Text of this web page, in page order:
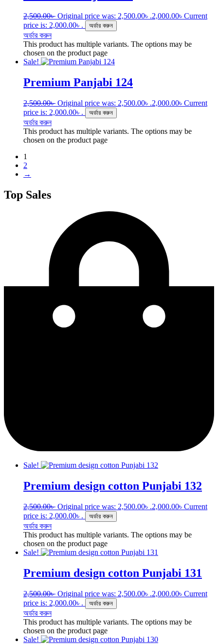
2,500.00৳ Original price was: 2,500.00৳ .2,000.00৳ Current
price is: 2,000.00৳ .
অর্ডার করুন
অর্ডার করুন
This product has multiple variants. The options may be
chosen on the product page
Sale!
Premium Panjabi 124
2,500.00৳ Original price was: 2,500.00৳ .2,000.00৳ Current
price is: 2,000.00৳ .
অর্ডার করুন
অর্ডার করুন
This product has multiple variants. The options may be
chosen on the product page
1
2
→
Top Sales
Sale!
Premium design cotton Punjabi 132
2,500.00৳ Original price was: 2,500.00৳ .2,000.00৳ Current
price is: 2,000.00৳ .
অর্ডার করুন
অর্ডার করুন
This product has multiple variants. The options may be
chosen on the product page
Sale!
Premium design cotton Punjabi 131
2,500.00৳ Original price was: 2,500.00৳ .2,000.00৳ Current
price is: 2,000.00৳ .
অর্ডার করুন
অর্ডার করুন
This product has multiple variants. The options may be
chosen on the product page
Sale!